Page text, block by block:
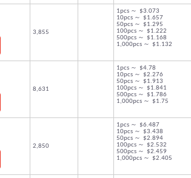
3,855
1pcs ～ $3.073
10pcs ～ $1.657
50pcs ～ $1.295
100pcs ～ $1.222
500pcs ～ $1.168
1,000pcs ～ $1.132
8,631
1pcs ～ $4.78
10pcs ～ $2.276
50pcs ～ $1.913
100pcs ～ $1.841
500pcs ～ $1.786
1,000pcs ～ $1.75
2,850
1pcs ～ $6.487
10pcs ～ $3.438
50pcs ～ $2.894
100pcs ～ $2.532
500pcs ～ $2.459
1,000pcs ～ $2.405